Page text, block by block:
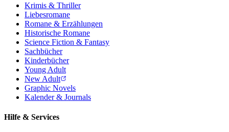
Krimis & Thriller
Liebesromane
Romane & Erzählungen
Historische Romane
Science Fiction & Fantasy
Sachbücher
Kinderbücher
Young Adult
New Adult
Graphic Novels
Kalender & Journals
Hilfe & Services